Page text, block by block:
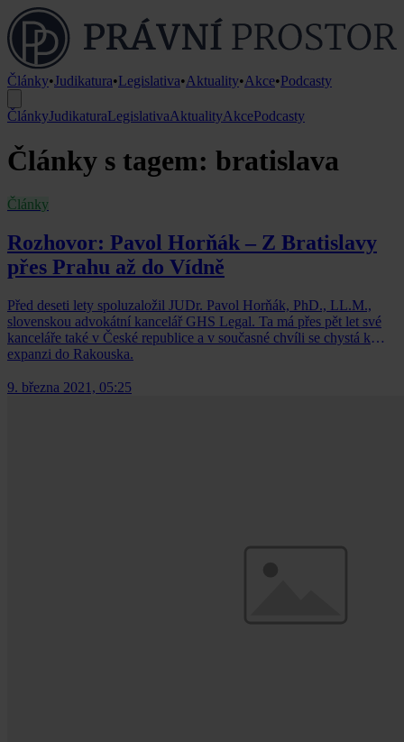
Články•Judikatura•Legislativa•Aktuality•Akce•Podcasty
ČlánkyJudikaturaLegislativaAktualityAkcePodcasty
Články s tagem: bratislava
Články
Rozhovor: Pavol Horňák – Z Bratislavy
přes Prahu až do Vídně
Před deseti lety spoluzaložil JUDr. Pavol Horňák, PhD., LL.M.,
slovenskou advokátní kancelář GHS Legal. Ta má přes pět let své
kanceláře také v České republice a v současné chvíli se chystá k
expanzi do Rakouska.
9. března 2021, 05:25